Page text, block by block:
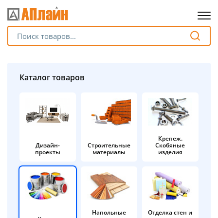
Каталог товаров
Дизайн-
проекты
Строительные
материалы
Крепеж.
Скобяные
изделия
Напольные
Отделка стен и
Разбейте
без переплат
График платежей
Сегодня
%